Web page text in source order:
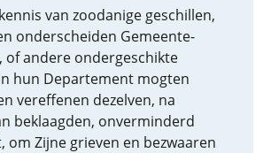
van zoodanige geschillen,
onderscheiden Gemeente-
of andere ondergeschikte
hun Departement mogten
vereffenen dezelven, na
beklaagden, onverminderd
om Zijne grieven en bezwaaren